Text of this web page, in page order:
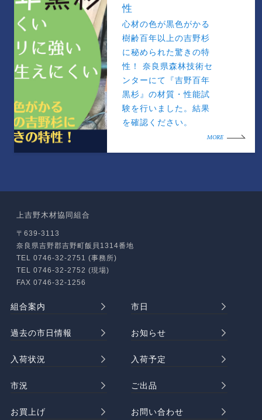
性
心材の色が黒色がかる
樹齢百年以上の吉野杉
に秘められた驚きの特
性！ 奈良県森林技術セ
ンターにて『吉野百年
黒杉』の材質・性能試
験を行いました。結果
を確認ください。
MORE
上吉野木材協同組合
〒639-3113
奈良県吉野郡吉野町飯貝1314番地
TEL 0746-32-2751 (事務所)
TEL 0746-32-2752 (現場)
FAX 0746-32-1256
組合案内 市日
過去の市日情報 お知らせ
入荷状況 入荷予定
市況 ご出品
お買上げ お問い合わせ